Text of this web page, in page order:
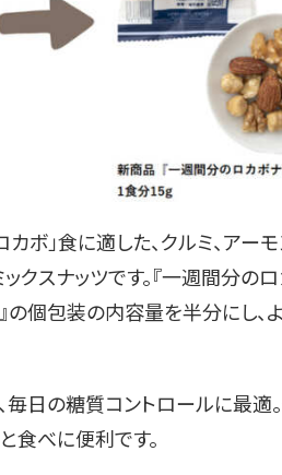
ボ」食に適した、クルミ、アーモ
クスナッツです。『一週間分の
の個包装の内容量を半分にし、
毎日の糖質コントロールに最適。
食べに便利です。